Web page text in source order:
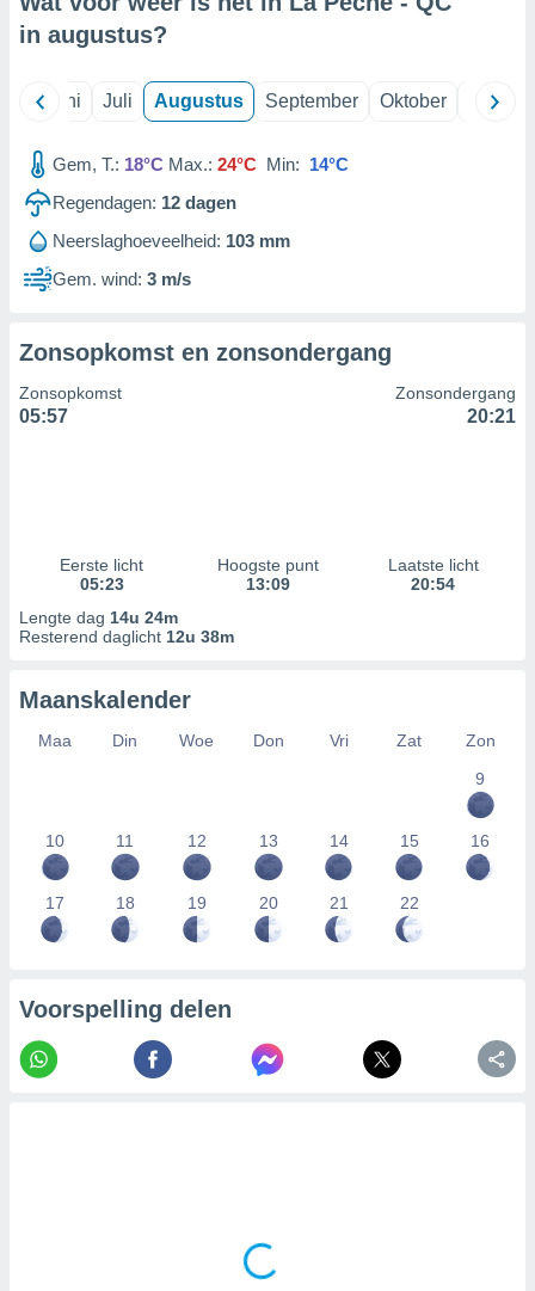
in augustus?
Juni Juli Augustus September Oktober
Gem, T.: 18°C Max.: 24°C Min: 14°C
Regendagen: 12 dagen
Neerslaghoeveelheid: 103 mm
Gem. wind: 3 m/s
Zonsopkomst en zonsondergang
Zonsopkomst
05:57
Zonsondergang
20:21
Eerste licht
05:23
Hoogste punt
13:09
Laatste licht
20:54
Lengte dag 14u 24m
Resterend daglicht 12u 38m
Maanskalender
Maa Din Woe Don Vri Zat
Zon
9
10 11 12 13 14 15 16
17 18 19 20 21 22
Voorspelling delen